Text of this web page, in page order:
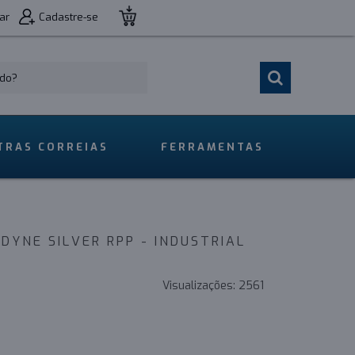
Cadastre-se
CORREIAS FERRAMENTAS
SILVER RPP - INDUSTRIAL
Visualizações: 2561